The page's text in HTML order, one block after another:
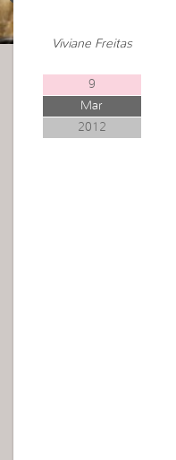
Viviane Freitas
9
Mar
2012